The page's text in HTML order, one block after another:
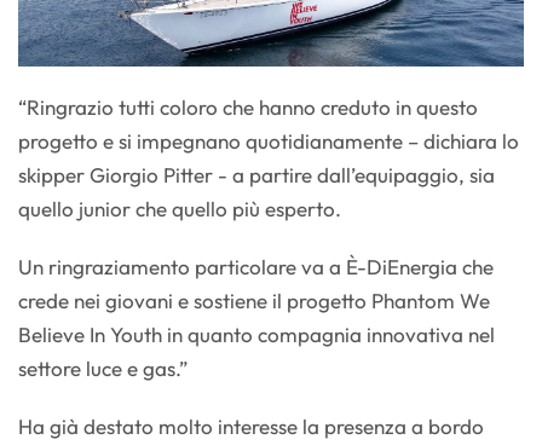
“Ringrazio tutti coloro che hanno creduto in questo
progetto e si impegnano quotidianamente – dichiara lo
skipper Giorgio Pitter - a partire dall’equipaggio, sia
quello junior che quello più esperto.
Un ringraziamento particolare va a È-DiEnergia che
crede nei giovani e sostiene il progetto Phantom We
Believe In Youth in quanto compagnia innovativa nel
settore luce e gas.”
Ha già destato molto interesse la presenza a bordo